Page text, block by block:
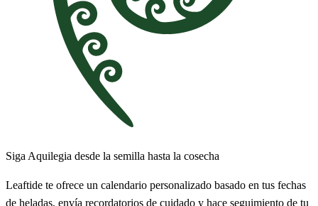
Siga Aquilegia desde la semilla hasta la cosecha
Leaftide te ofrece un calendario personalizado basado en tus fechas
de heladas, envía recordatorios de cuidado y hace seguimiento de tu